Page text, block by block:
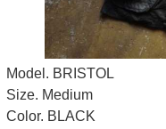
Model. BRISTOL
Size. Medium
Color. BLACK